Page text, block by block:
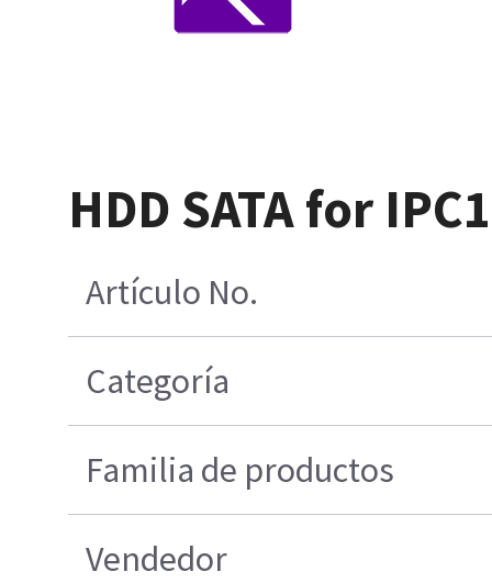
HDD SATA for
Artículo No.
Categoría
Familia de productos
Vendedor